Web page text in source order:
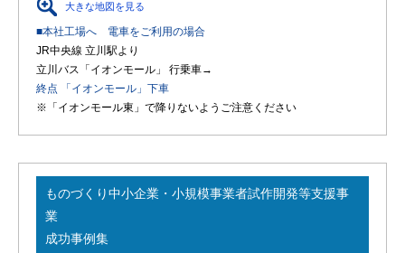
大きな地図を見る
■本社工場へ 電車をご利用の場合
JR中央線 立川駅より
立川バス「イオンモール」 行乗車→
終点 「イオンモール」下車
※「イオンモール東」で降りないようご注意ください
ものづくり中小企業・小規模事業者試作開発等支援事
業
成功事例集